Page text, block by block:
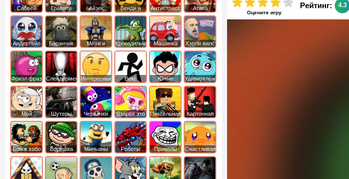
Оцените игру
Рейтинг: 4.3
Сабвей
Серф
Гравити
Фолз
Айзек
Бенди и
Чернильная
машина
Антистресс
Атака
Титанов
Андертейл
Баранчик
Шон
Мечи и
Сандали
Крокодильчик
Свомпи
Машинка
Вилли
Хэппи вилс
Фризл фраз Слендермен Интересные Векс
Юные
титаны
вперед
Удивительный
мир
Гамбола
Мой
шумный
дом
Шутеры Червячки Взорви это
Пиксельная
война
Картонная
башка
Бомж хобо
Воришка
боб
Миньоны
Роботы
динозавры
Приколы
Счастливая
обезьянка